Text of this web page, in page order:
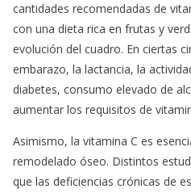
cantidades recomendadas de
con una dieta rica en frutas y
evolución del cuadro. En ciertas
embarazo, la lactancia, la
diabetes, consumo elevado de
aumentar los requisitos de
Asimismo, la vitamina C es
remodelado óseo. Distintos
que las deficiencias crónicas de